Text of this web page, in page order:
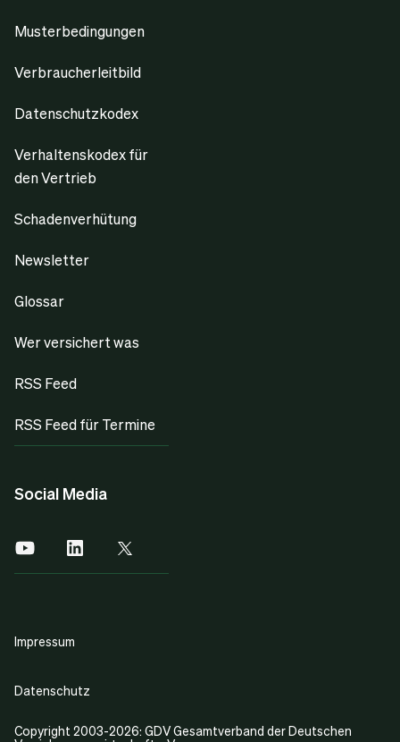
Musterbedingungen
Verbraucherleitbild
Datenschutzkodex
Verhaltenskodex für
den Vertrieb
Schadenverhütung
Newsletter
Glossar
Wer versichert was
RSS Feed
RSS Feed für Termine
Social Media
Copyright 2003-2026: GDV Gesamtverband der Deutschen
Impressum
Datenschutz